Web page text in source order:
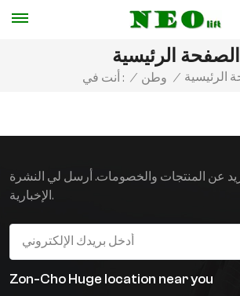
الصفحة الرئيسية
أنت في : / وطن / الرئيسية
عن المنتجات والخصومات. أرسل لي النشرة
الإخبارية.
Zon-Cho Huge location near you